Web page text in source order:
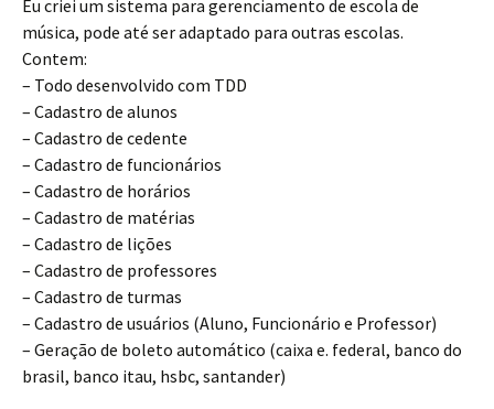
Eu criei um sistema para gerenciamento de escola de
música, pode até ser adaptado para outras escolas.
Contem:
– Todo desenvolvido com TDD
– Cadastro de alunos
– Cadastro de cedente
– Cadastro de funcionários
– Cadastro de horários
– Cadastro de matérias
– Cadastro de lições
– Cadastro de professores
– Cadastro de turmas
– Cadastro de usuários (Aluno, Funcionário e Professor)
– Geração de boleto automático (caixa e. federal, banco do
brasil, banco itau, hsbc, santander)